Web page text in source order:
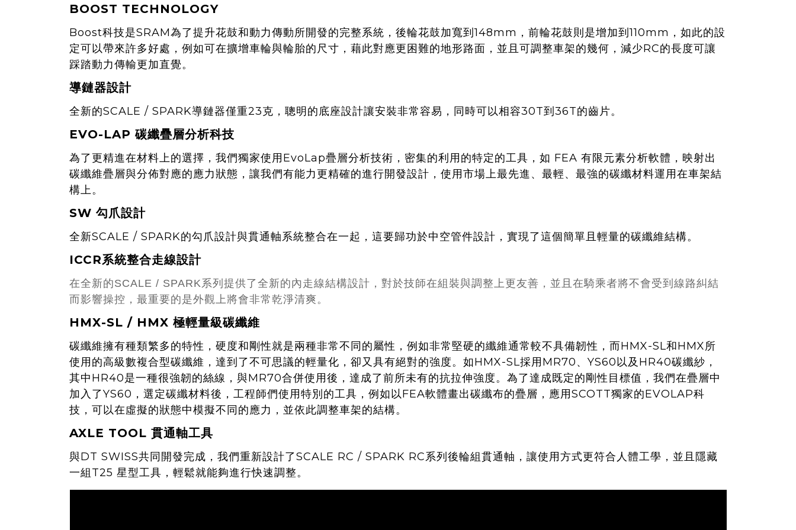
BOOST TECHNOLOGY
Boost科技是SRAM為了提升花鼓和動力傳動所開發的完整系統，後輪花鼓加寬到148mm，前輪花鼓則是增加到110mm，如此的設
定可以帶來許多好處，例如可在擴增車輪與輪胎的尺寸，藉此對應更困難的地形路面，並且可調整車架的幾何，減少RC的長度可讓
踩踏動力傳輸更加直覺。
導鏈器設計
全新的SCALE / SPARK導鏈器僅重23克，聰明的底座設計讓安裝非常容易，同時可以相容30T到36T的齒片。
EVO-LAP 碳纖疊層分析科技
為了更精進在材料上的選擇，我們獨家使用EvoLap疊層分析技術，密集的利用的特定的工具，如 FEA 有限元素分析軟體，映射出
碳纖維疊層與分佈對應的應力狀態，讓我們有能力更精確的進行開發設計，使用市場上最先進、最輕、最強的碳纖材料運用在車架結
構上。
SW 勾爪設計
全新SCALE / SPARK的勾爪設計與貫通軸系統整合在一起，這要歸功於中空管件設計，實現了這個簡單且輕量的碳纖維結構。
ICCR系統整合走線設計
在全新的SCALE / SPARK系列提供了全新的內走線結構設計，對於技師在組裝與調整上更友善，並且在騎乘者將不會受到線路糾結
而影響操控，最重要的是外觀上將會非常乾淨清爽。
HMX-SL / HMX 極輕量級碳纖維
碳纖維擁有種類繁多的特性，硬度和剛性就是兩種非常不同的屬性，例如非常堅硬的纖維通常較不具備韌性，而HMX-SL和HMX所
使用的高級數複合型碳纖維，達到了不可思議的輕量化，卻又具有絕對的強度。如HMX-SL採用MR70、YS60以及HR40碳纖紗，
其中HR40是一種很強韌的絲線，與MR70合併使用後，達成了前所未有的抗拉伸強度。為了達成既定的剛性目標值，我們在疊層中
加入了YS60，選定碳纖材料後，工程師們使用特別的工具，例如以FEA軟體畫出碳纖布的疊層，應用SCOTT獨家的EVOLAP科
技，可以在虛擬的狀態中模擬不同的應力，並依此調整車架的結構。
AXLE TOOL 貫通軸工具
與DT SWISS共同開發完成，我們重新設計了SCALE RC / SPARK RC系列後輪組貫通軸，讓使用方式更符合人體工學，並且隱藏
一組T25 星型工具，輕鬆就能夠進行快速調整。